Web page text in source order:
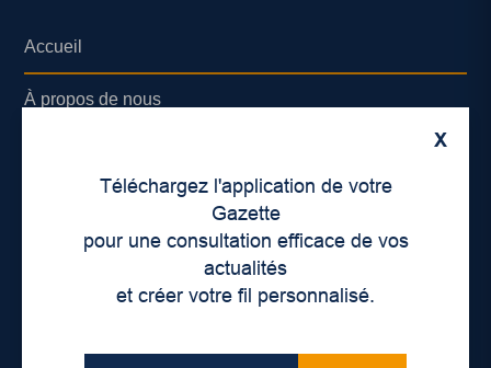
X
Téléchargez l'application de votre
Gazette
pour une consultation efficace de vos
actualités
et créer votre fil personnalisé.
Accueil
À propos de nous
Lieux de distribution